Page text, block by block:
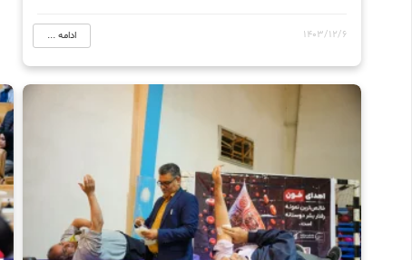
1403/12/6 ادامه ...